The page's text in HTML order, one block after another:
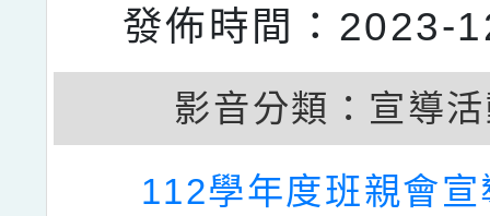
發佈時間：2023-
影音分類： 宣導
112學年度班親會宣